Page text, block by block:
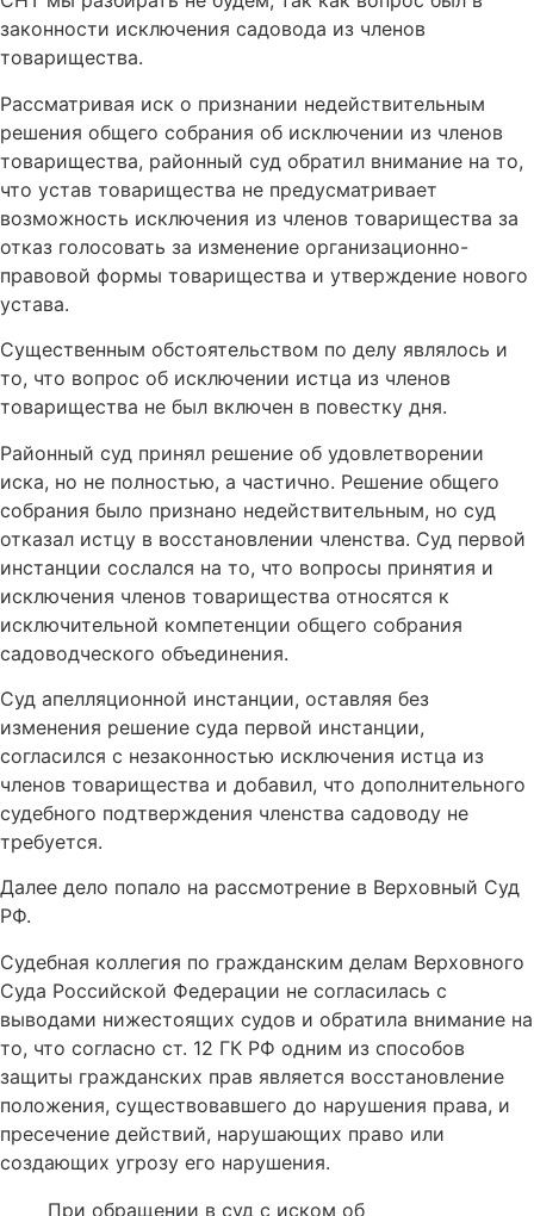
законности исключения садовода из членов
товарищества.
Рассматривая иск о признании недействительным
решения общего собрания об исключении из членов
товарищества, районный суд обратил внимание на то,
что устав товарищества не предусматривает
возможность исключения из членов товарищества за
отказ голосовать за изменение организационно-
правовой формы товарищества и утверждение нового
устава.
Существенным обстоятельством по делу являлось и
то, что вопрос об исключении истца из членов
товарищества не был включен в повестку дня.
Районный суд принял решение об удовлетворении
иска, но не полностью, а частично. Решение общего
собрания было признано недействительным, но суд
отказал истцу в восстановлении членства. Суд первой
инстанции сослался на то, что вопросы принятия и
исключения членов товарищества относятся к
исключительной компетенции общего собрания
садоводческого объединения.
Суд апелляционной инстанции, оставляя без
изменения решение суда первой инстанции,
согласился с незаконностью исключения истца из
членов товарищества и добавил, что дополнительного
судебного подтверждения членства садоводу не
требуется.
Далее дело попало на рассмотрение в Верховный Суд
РФ.
Судебная коллегия по гражданским делам Верховного
Суда Российской Федерации не согласилась с
выводами нижестоящих судов и обратила внимание на
то, что согласно ст. 12 ГК РФ одним из способов
защиты гражданских прав является восстановление
положения, существовавшего до нарушения права, и
пресечение действий, нарушающих право или
создающих угрозу его нарушения.
При обращении в суд с иском об